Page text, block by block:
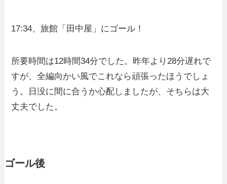
17:34、旅館「田中屋」にゴール！
所要時間は12時間34分でした。昨年より28分遅れで
すが、全編向かい風でこれなら頑張ったほうでしょ
う。日没に間に合うか心配しましたが、そちらは大
丈夫でした。
ゴール後